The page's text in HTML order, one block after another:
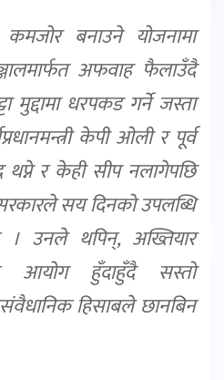
कमजोर बनाउने योजनामा
अफवाह फैलाउँदै
मुद्दामा धरपकड गर्ने जस्ता
केपी ओली र पूर्व
थप्ने र केही सीप नलागेपछि
सय दिनको उपलब्धि
। उनले थपिन्, अख्तियार
आयोग हुँदाहुँदै सस्तो
हिसाबले छानबिन